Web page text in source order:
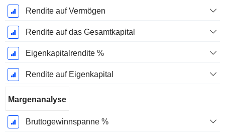
Dezember
Rendite auf Vermögen
Rendite auf das Gesamtkapital
Eigenkapitalrendite %
Rendite auf Eigenkapital
Margenanalyse
Bruttogewinnspanne %